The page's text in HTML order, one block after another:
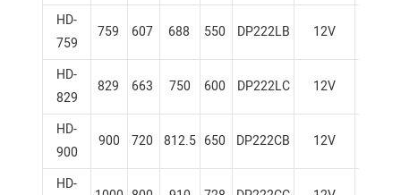
HD-
759
759 607 688 550 DP222LB 12V
HD-
829
829 663 750 600 DP222LC 12V
HD-
900
900 720 812.5 650 DP222CB 12V
HD-